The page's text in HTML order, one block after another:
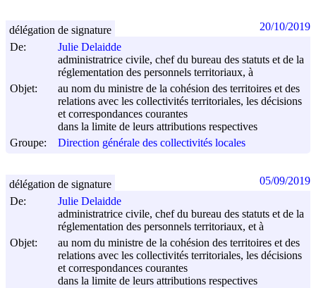
De:
Julie Delaidde
administratrice civile, chef du bureau des statuts et de la
réglementation des personnels territoriaux, à
Objet:
au nom du ministre de la cohésion des territoires et des
relations avec les collectivités territoriales, les décisions
et correspondances courantes
dans la limite de leurs attributions respectives
Groupe:
Direction générale des collectivités locales
délégation de signature 20/10/2019
De:
Julie Delaidde
administratrice civile, chef du bureau des statuts et de la
réglementation des personnels territoriaux, et à
Objet:
au nom du ministre de la cohésion des territoires et des
relations avec les collectivités territoriales, les décisions
et correspondances courantes
dans la limite de leurs attributions respectives
délégation de signature 05/09/2019